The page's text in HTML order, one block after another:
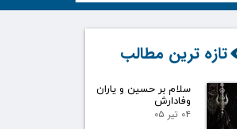
تازه ترین مطالب
سلام بر حسین و یاران
وفادارش
۰۴ تیر ۰۵